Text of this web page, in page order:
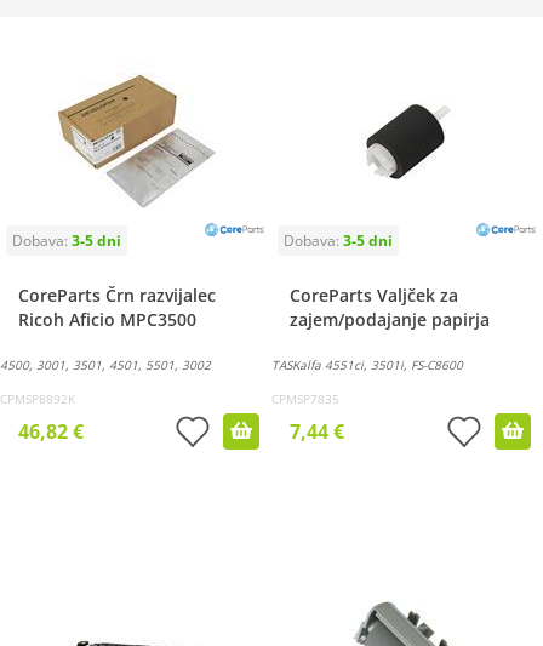
CoreParts Črn razvijalec
Ricoh Aficio MPC3500
4500, 3001, 3501, 4501, 5501, 3002
CPMSP8892K
46,82 €
CoreParts Valjček za
zajem/podajanje papirja
TASKalfa 4551ci, 3501i, FS-C8600
CPMSP7835
7,44 €